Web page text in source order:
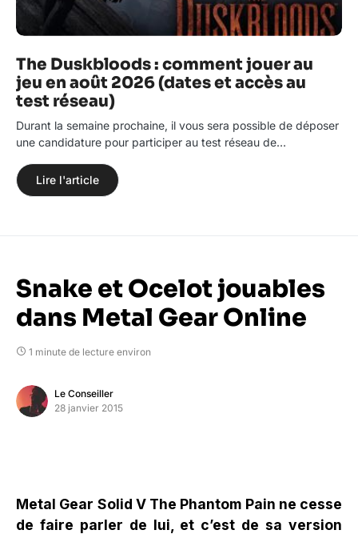
The Duskbloods : comment jouer au
jeu en août 2026 (dates et accès au
test réseau)
Durant la semaine prochaine, il vous sera possible de déposer
une candidature pour participer au test réseau de…
Lire l'article
Snake et Ocelot jouables
dans Metal Gear Online
1 minute de lecture environ
Le Conseiller
28 janvier 2015
Metal Gear Solid V The Phantom Pain ne cesse
de faire parler de lui, et c’est de sa version